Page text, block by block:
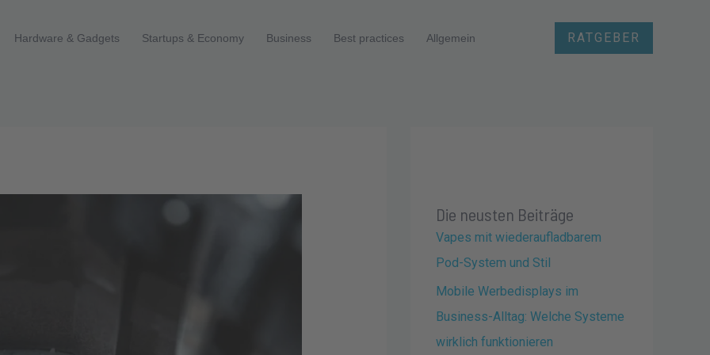
Hardware & Gadgets Startups & Economy Business Best practices Allgemein RATGEBER
Die neusten Beiträge
Vapes mit wiederaufladbarem
Pod-System und Stil
Mobile Werbedisplays im
Business-Alltag: Welche Systeme
wirklich funktionieren